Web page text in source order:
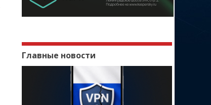
Главные новости